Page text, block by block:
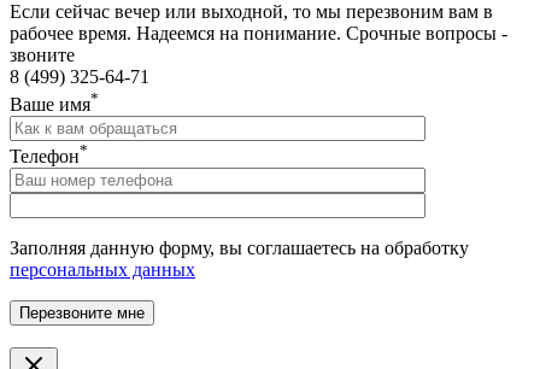
Если сейчас вечер или выходной, то мы перезвоним вам в
рабочее время. Надеемся на понимание. Срочные вопросы -
звоните
8 (499) 325-64-71
Ваше имя*
Телефон*
Заполняя данную форму, вы соглашаетесь на обработку
персональных данных